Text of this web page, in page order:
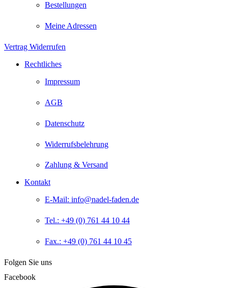
Bestellungen
Meine Adressen
Vertrag Widerrufen
Rechtliches
Impressum
AGB
Datenschutz
Widerrufsbelehrung
Zahlung & Versand
Kontakt
E-Mail: info@nadel-faden.de
Tel.: +49 (0) 761 44 10 44
Fax.: +49 (0) 761 44 10 45
Folgen Sie uns
Facebook